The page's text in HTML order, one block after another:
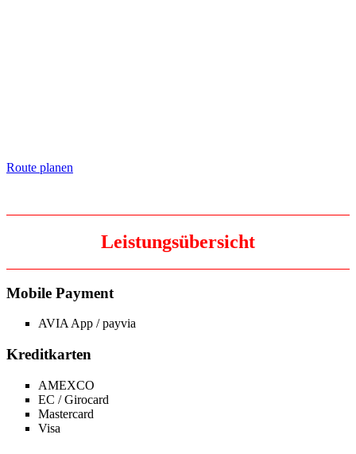
Route planen
Leistungsübersicht
Mobile Payment
AVIA App / payvia
Kreditkarten
AMEXCO
EC / Girocard
Mastercard
Visa